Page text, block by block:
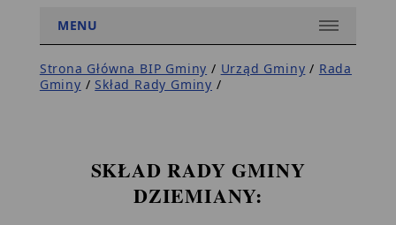
MENU
Strona Główna BIP Gminy / Urząd Gminy / Rada
Gminy / Skład Rady Gminy /
SKŁAD RADY GMINY
DZIEMIANY: